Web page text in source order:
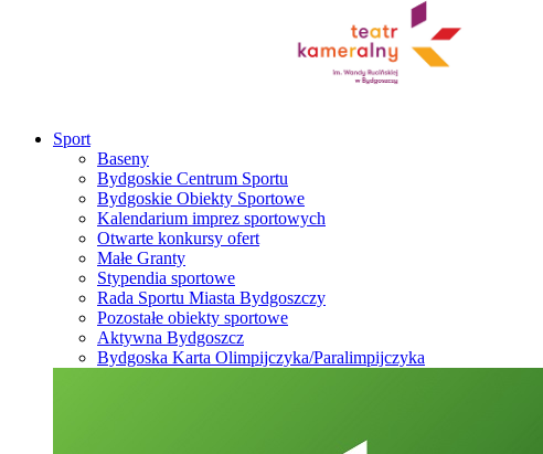
Sport
Baseny
Bydgoskie Centrum Sportu
Bydgoskie Obiekty Sportowe
Kalendarium imprez sportowych
Otwarte konkursy ofert
Małe Granty
Stypendia sportowe
Rada Sportu Miasta Bydgoszczy
Pozostałe obiekty sportowe
Aktywna Bydgoszcz
Bydgoska Karta Olimpijczyka/Paralimpijczyka